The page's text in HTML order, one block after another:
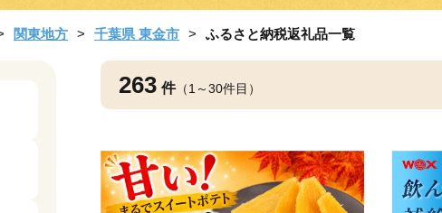
関東地方 千葉県 東金市 ふるさと納税返礼品一覧
263 件（1～30件目）